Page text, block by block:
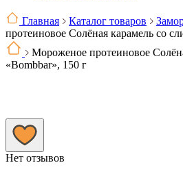
Главная Каталог товаров
протеиновое Солёная карамель со
Мороженое протеиновое
«Bombbar», 150 г
Нет отзывов